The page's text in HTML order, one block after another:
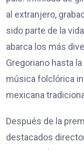
al extranjero,
sido parte de la
abarca los más
Gregoriano hasta
música folclórica
mexicana
Después de la
destacados